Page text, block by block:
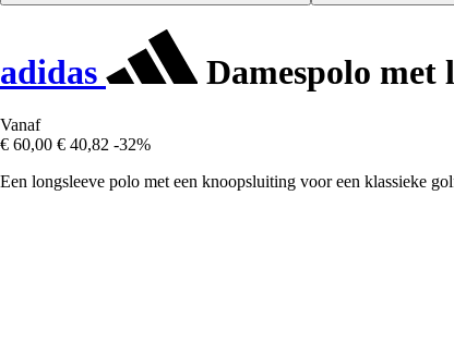
adidas Damespolo met
Vanaf
€ 60,00 € 40,82 -32%
Een longsleeve polo met een knoopsluiting voor een klassieke